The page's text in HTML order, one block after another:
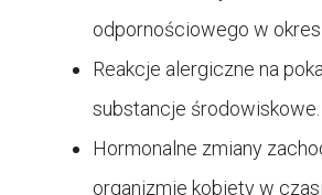
odpornościowego w
Reakcje alergiczne na
substancje środowiskowe.
Hormonalne zmiany
organizmie kobiety w